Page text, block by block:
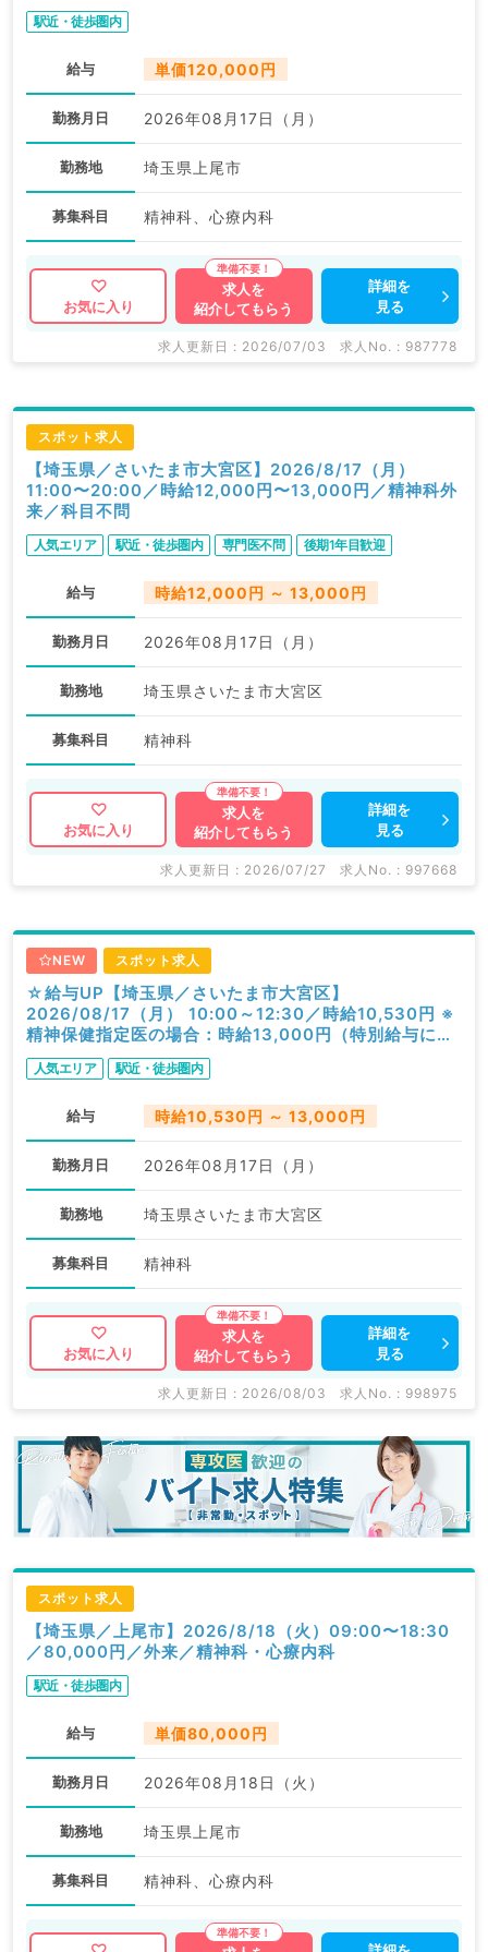
駅近・徒歩圏内
給与 単価120,000円
勤務月日 2026年08月17日（月）
勤務地 埼玉県上尾市
募集科目 精神科、心療内科
お気に入り
求人を
紹介してもらう
詳細を
見る
求人更新日 : 2026/07/03 求人No. : 987778
スポット求人
【埼玉県／さいたま市大宮区】2026/8/17（月）
11:00〜20:00／時給12,000円〜13,000円／精神科外
来／科目不問
人気エリア 駅近・徒歩圏内 専門医不問 後期1年目歓迎
給与 時給12,000円 ～ 13,000円
勤務月日 2026年08月17日（月）
勤務地 埼玉県さいたま市大宮区
募集科目 精神科
お気に入り
求人を
紹介してもらう
詳細を
見る
求人更新日 : 2026/07/27 求人No. : 997668
NEW スポット求人
☆給与UP【埼玉県／さいたま市大宮区】
2026/08/17（月） 10:00～12:30／時給10,530円 ※
精神保健指定医の場合：時給13,000円（特別給与につ
き歩合無し）／一般外来／精神科
人気エリア 駅近・徒歩圏内
給与 時給10,530円 ～ 13,000円
勤務月日 2026年08月17日（月）
勤務地 埼玉県さいたま市大宮区
募集科目 精神科
お気に入り
求人を
紹介してもらう
詳細を
見る
求人更新日 : 2026/08/03 求人No. : 998975
スポット求人
【埼玉県／上尾市】2026/8/18（火）09:00〜18:30
／80,000円／外来／精神科・心療内科
駅近・徒歩圏内
給与 単価80,000円
勤務月日 2026年08月18日（火）
勤務地 埼玉県上尾市
募集科目 精神科、心療内科